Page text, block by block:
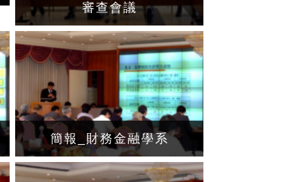
審查會議
簡報_財務金融學系